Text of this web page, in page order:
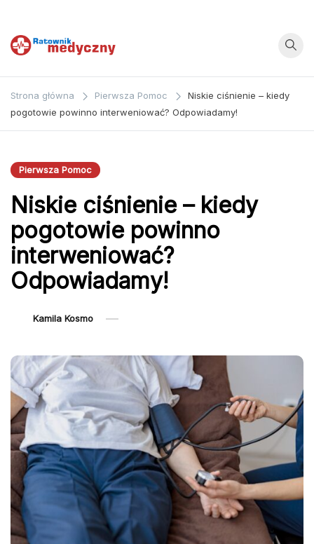
Ratownik
Medyczny
zagadnieniom z
bezpośrednio
medycznego.
Strona główna Pierwsza Pomoc
Niskie ciśnienie – kiedy
pogotowie powinno interweniować? Odpowiadamy!
Pierwsza Pomoc
Niskie ciśnienie – kiedy
pogotowie powinno
interweniować?
Odpowiadamy!
Kamila Kosmo